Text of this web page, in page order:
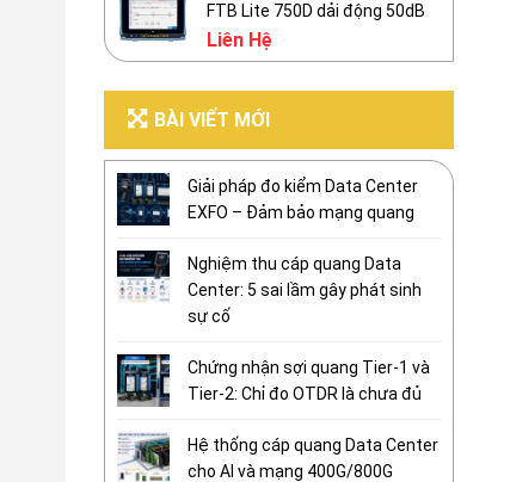
FTB Lite 750D dải động 50dB
Liên Hệ
BÀI VIẾT MỚI
Giải pháp đo kiểm Data Center
EXFO – Đảm bảo mạng quang
Nghiệm thu cáp quang Data
Center: 5 sai lầm gây phát sinh
sự cố
Chứng nhận sợi quang Tier-1 và
Tier-2: Chỉ đo OTDR là chưa đủ
Hệ thống cáp quang Data Center
cho AI và mạng 400G/800G